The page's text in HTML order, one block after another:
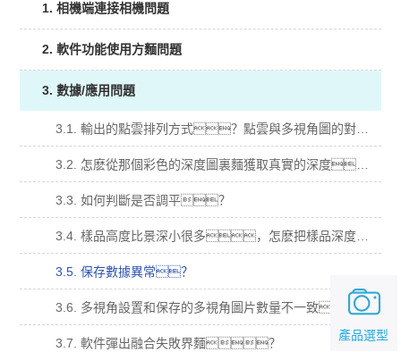
1. 相機端連接相機問題
2. 軟件功能使用方麵問題
3. 數據/應用問題
3.1. 輸出的點雲排列方式？點雲與多視角圖的對應關係？
3.2. 怎麽從那個彩色的深度圖裏麵獲取真實的深度？
3.3. 如何判斷是否調平？
3.4. 樣品高度比景深小很多，怎麽把樣品深度圖顏色更加明顯？
3.5. 保存數據異常？
3.6. 多視角設置和保存的多視角圖片數量不一致？
3.7. 軟件彈出融合失敗界麵？
產品選型